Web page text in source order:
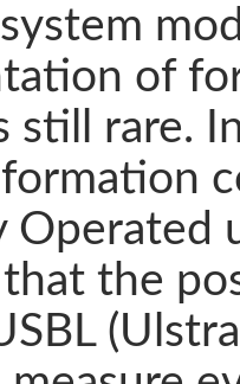
of
still rare.
Operated
that the